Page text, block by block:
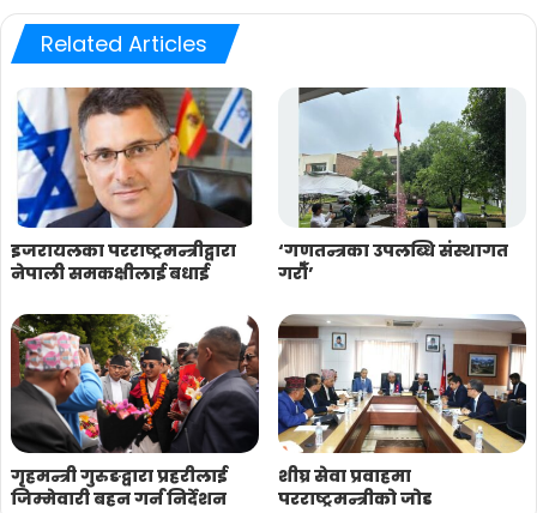
Related Articles
इजरायलका परराष्ट्रमन्त्रीद्वारा
नेपाली समकक्षीलाई बधाई
‘गणतन्त्रका उपलब्धि संस्थागत
गरौँ’
गृहमन्त्री गुरुङद्वारा प्रहरीलाई
जिम्मेवारी बहन गर्न निर्देशन
शीघ्र सेवा प्रवाहमा
परराष्ट्रमन्त्रीको जोड